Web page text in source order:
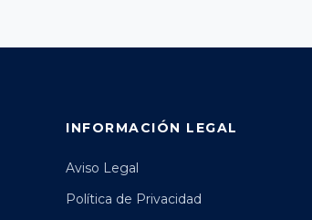
INFORMACIÓN LEGAL
Aviso Legal
Política de Privacidad